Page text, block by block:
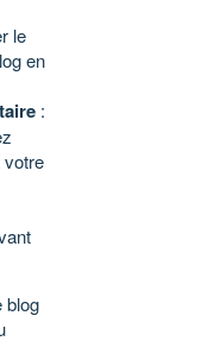
le
en
:
votre
blog